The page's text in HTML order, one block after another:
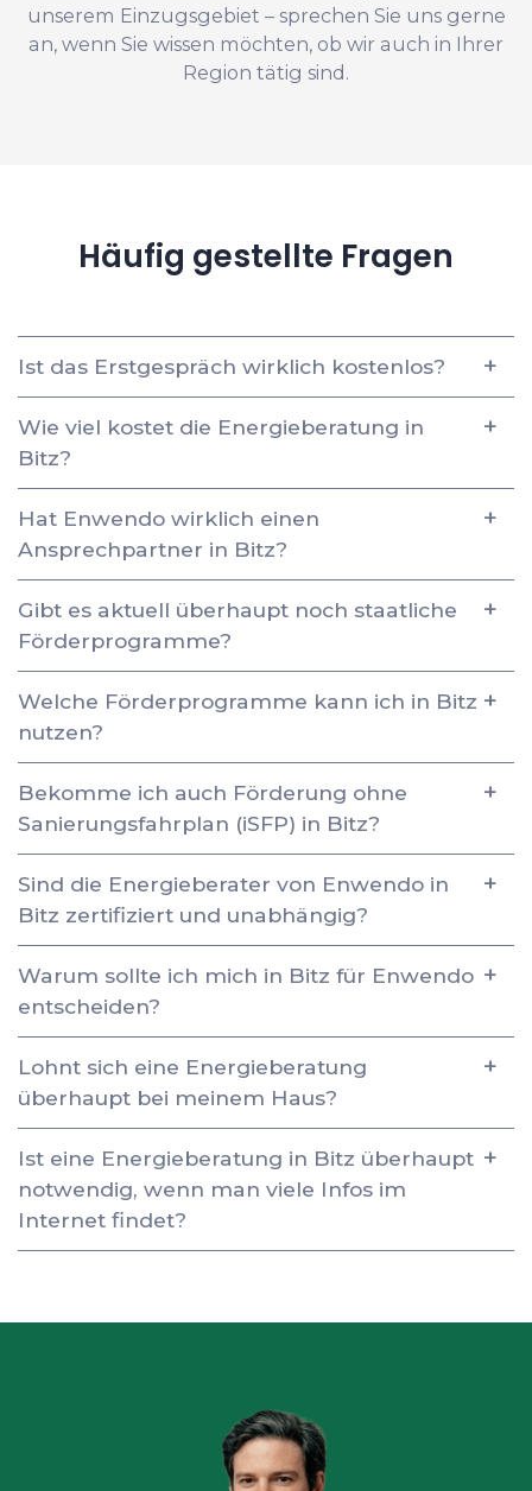
unserem Einzugsgebiet – sprechen Sie uns gerne
an, wenn Sie wissen möchten, ob wir auch in Ihrer
Region tätig sind.
Häufig gestellte Fragen
Ist das Erstgespräch wirklich kostenlos?
Wie viel kostet die Energieberatung in
Bitz?
Hat Enwendo wirklich einen
Ansprechpartner in Bitz?
Gibt es aktuell überhaupt noch staatliche
Förderprogramme?
Welche Förderprogramme kann ich in Bitz
nutzen?
Bekomme ich auch Förderung ohne
Sanierungsfahrplan (iSFP) in Bitz?
Sind die Energieberater von Enwendo in
Bitz zertifiziert und unabhängig?
Warum sollte ich mich in Bitz für Enwendo
entscheiden?
Lohnt sich eine Energieberatung
überhaupt bei meinem Haus?
Ist eine Energieberatung in Bitz überhaupt
notwendig, wenn man viele Infos im
Internet findet?